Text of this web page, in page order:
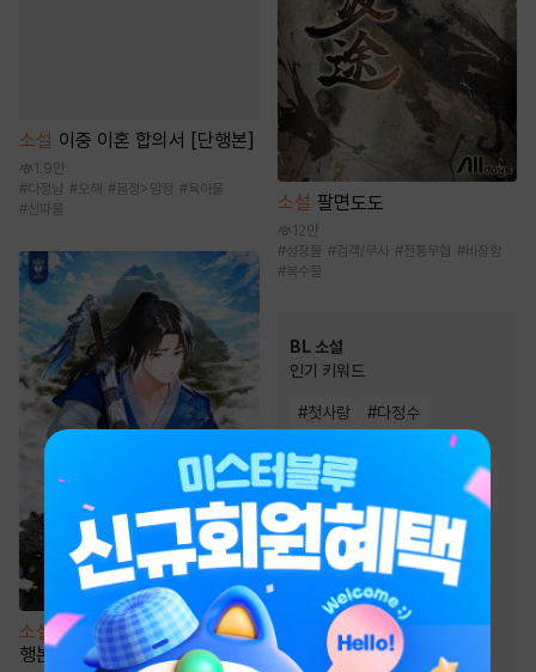
소설 이중 이혼 합의서 [단행본]
1.9만
#다정남 #오해 # 몸정>맘정 #육아물
#신파물
소설 청성에는 천마가 산다 [단
행본]
소설 팔면도도
12만
#성장물 #검객/무사 #전통무협 #비장함
#복수물
BL 소설
인기 키워드
#첫사랑 #다정수
#능글공
상처수
#연하공 #달달물
미인공
# 강공 #순정공 #순진수
#오해/착각 #절륜공
일상물 #집착공
3인칭시점 #단정수
#
다정공